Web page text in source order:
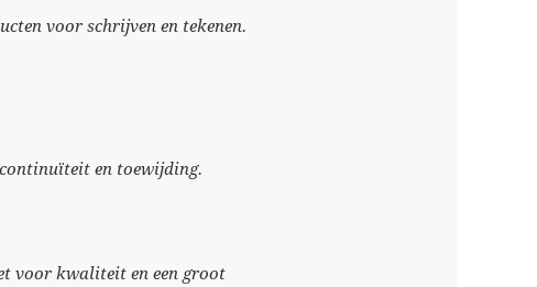
voor schrijven en tekenen.
en toewijding.
voor kwaliteit en een groot